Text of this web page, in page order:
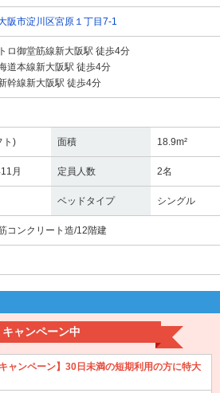
阪市淀川区宮原１丁目7-1
ロ御堂筋線新大阪駅 徒歩4分
道本線新大阪駅 徒歩4分
幹線新大阪駅 徒歩4分
ト) 面積 18.9m²
月 定員人数 2名
ベッドタイプ シングル
コンクリート造/12階建
キャンペーン中
ャンペーン】30日未満の短期利用の方に特大